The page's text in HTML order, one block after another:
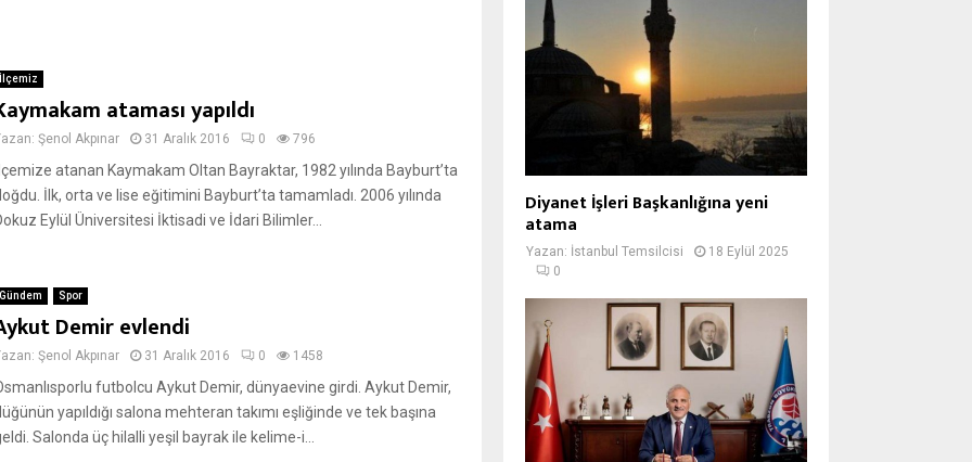
İlçemiz
ataması yapıldı
Şenol Akpınar 31 Aralık 2016 0 796
atanan Kaymakam Oltan Bayraktar, 1982 yılında Bayburt’ta
İlk, orta ve lise eğitimini Bayburt’ta tamamladı. 2006 yılında
Eylül Üniversitesi İktisadi ve İdari Bilimler...
Gündem Spor
Demir evlendi
Şenol Akpınar 31 Aralık 2016 0 1458
futbolcu Aykut Demir, dünyaevine girdi. Aykut Demir,
yapıldığı salona mehteran takımı eşliğinde ve tek başına
Salonda üç hilalli yeşil bayrak ile kelime-i...
Diyanet İşleri Başkanlığına yeni
atama
Yazan: İstanbul Temsilcisi
18 Eylül 2025
0